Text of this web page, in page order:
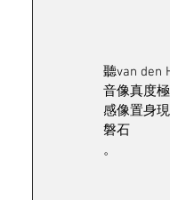
聽van den
音像真度
感像置身
磐石
。